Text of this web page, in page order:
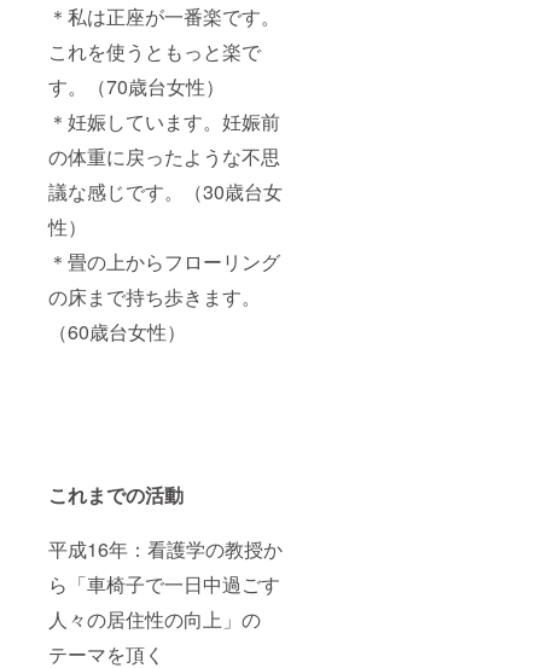
＊私は正座が一番楽です。
これを使うともっと楽で
す。（70歳台女性）
＊妊娠しています。妊娠前
の体重に戻ったような不思
議な感じです。（30歳台女
性）
＊畳の上からフローリング
の床まで持ち歩きます。
（60歳台女性）
これまでの活動
平成16年：看護学の教授か
ら「車椅子で一日中過ごす
人々の居住性の向上」の
テーマを頂く